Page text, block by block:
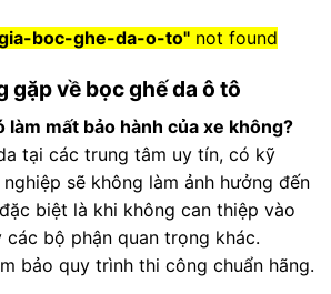
boc-ghe-da-o-to" not found
gặp về bọc ghế da ô tô
làm mất bảo hành của xe không?
tại các trung tâm uy tín, có kỹ
sẽ không làm ảnh hưởng đến
biệt là khi không can thiệp vào
các bộ phận quan trọng khác.
bảo quy trình thi công chuẩn hãng.